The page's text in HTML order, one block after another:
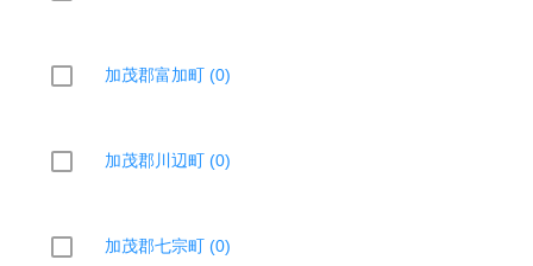
加茂郡富加町 (0)
加茂郡川辺町 (0)
加茂郡七宗町 (0)